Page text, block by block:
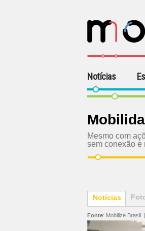
Notícias
Mesmo com
sem conexão e
Notícias
Fonte: Mobilize Brasil |